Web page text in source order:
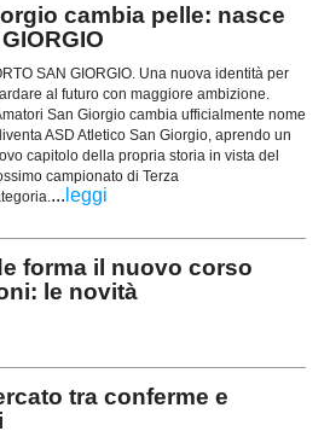
cambia pelle: nasce
SAN GIORGIO. Una nuova identità per
al futuro con maggiore ambizione.
San Giorgio cambia ufficialmente nome
ASD Atletico San Giorgio, aprendo un
capitolo della propria storia in vista del
campionato di Terza
... leggi
forma il nuovo corso
le novità
tra conferme e